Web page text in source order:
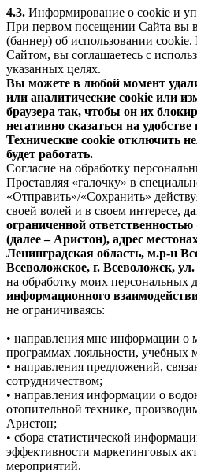
4.3. Информирование о cookie и
При первом посещении Сайта вы
(баннер) об использовании cookie.
Сайтом, вы соглашаетесь с
указанных целях.
Вы можете в любой момент
или аналитические cookie или
браузера так, чтобы он их
негативно сказаться на
Технические cookie отключить
будет работать.
Согласие на обработку
Проставляя «галочку» в
«Отправить»/«Сохранить»
своей волей и в своем интересе,
ограниченной
(далее – Аристон), адрес
Ленинградская область, м.р-н
Всеволожское, г. Всеволожск,
на обработку моих персональных
информационного
не ограничиваясь:
• направления мне информации о
программах лояльности, учебных
• направления предложений,
сотрудничеством;
• направления информации о
отопительной технике,
Аристон;
• сбора статистической
эффективности маркетинговых
мероприятий.